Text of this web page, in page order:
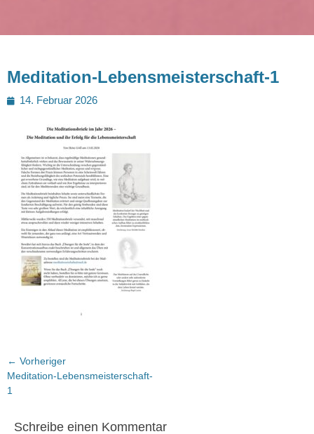
Meditation-Lebensmeisterschaft-1
Posted
14. Februar 2026
Beitragsnavigation
← Vorheriger
Vorheriger
Beitrag:
Meditation-Lebensmeisterschaft-
1
Schreibe einen Kommentar